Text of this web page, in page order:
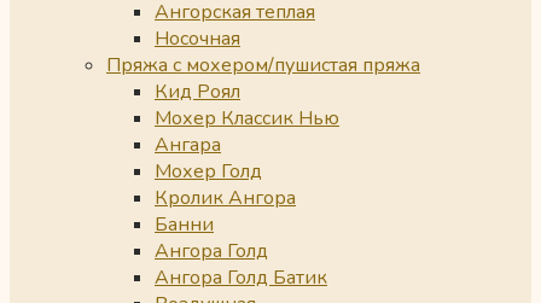
Ангорская теплая
Носочная
Пряжа с мохером/пушистая пряжа
Кид Роял
Мохер Классик Нью
Ангара
Мохер Голд
Кролик Ангора
Банни
Ангора Голд
Ангора Голд Батик